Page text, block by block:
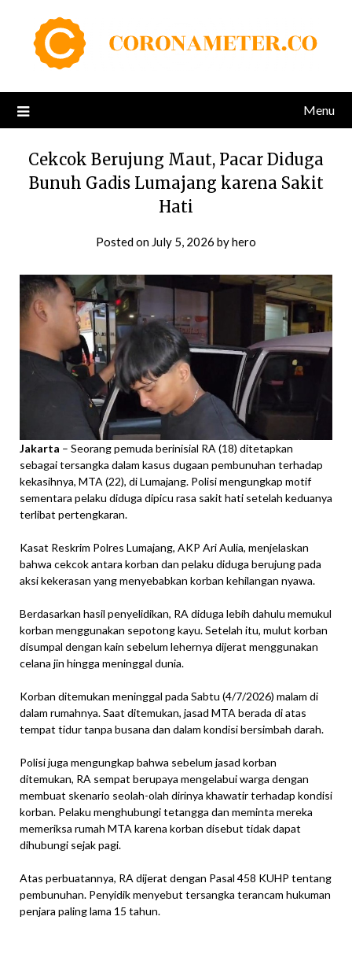
content
Menu
Cekcok Berujung Maut, Pacar Diduga
Bunuh Gadis Lumajang karena Sakit
Hati
Posted on July 5, 2026 byhero
Jakarta – Seorang pemuda berinisial RA (18) ditetapkan
sebagai tersangka dalam kasus dugaan pembunuhan terhadap
kekasihnya, MTA (22), di Lumajang. Polisi mengungkap motif
sementara pelaku diduga dipicu rasa sakit hati setelah keduanya
terlibat pertengkaran.
Kasat Reskrim Polres Lumajang, AKP Ari Aulia, menjelaskan
bahwa cekcok antara korban dan pelaku diduga berujung pada
aksi kekerasan yang menyebabkan korban kehilangan nyawa.
Berdasarkan hasil penyelidikan, RA diduga lebih dahulu memukul
korban menggunakan sepotong kayu. Setelah itu, mulut korban
disumpal dengan kain sebelum lehernya dijerat menggunakan
celana jin hingga meninggal dunia.
Korban ditemukan meninggal pada Sabtu (4/7/2026) malam di
dalam rumahnya. Saat ditemukan, jasad MTA berada di atas
tempat tidur tanpa busana dan dalam kondisi bersimbah darah.
Polisi juga mengungkap bahwa sebelum jasad korban
ditemukan, RA sempat berupaya mengelabui warga dengan
membuat skenario seolah-olah dirinya khawatir terhadap kondisi
korban. Pelaku menghubungi tetangga dan meminta mereka
memeriksa rumah MTA karena korban disebut tidak dapat
dihubungi sejak pagi.
Atas perbuatannya, RA dijerat dengan Pasal 458 KUHP tentang
pembunuhan. Penyidik menyebut tersangka terancam hukuman
penjara paling lama 15 tahun.